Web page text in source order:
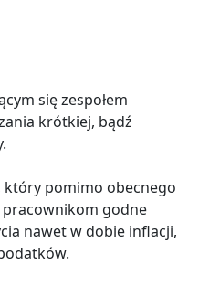
się zespołem
krótkiej, bądź
który pomimo obecnego
godne
nawet w dobie inflacji,